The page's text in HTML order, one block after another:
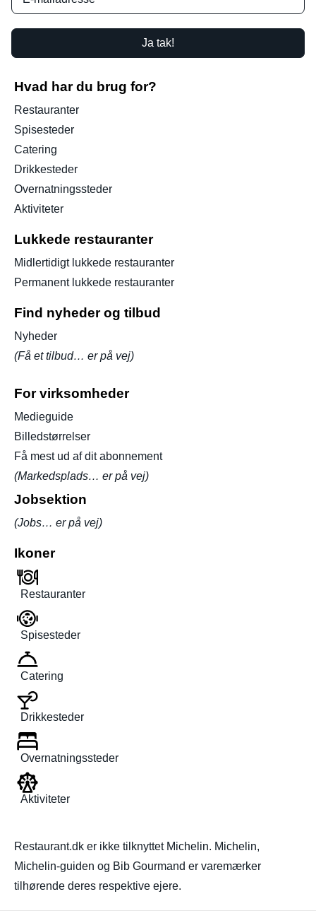
Ja tak!
Hvad har du brug for?
Restauranter
Spisesteder
Catering
Drikkesteder
Overnatningssteder
Aktiviteter
Lukkede restauranter
Midlertidigt lukkede restauranter
Permanent lukkede restauranter
Find nyheder og tilbud
Nyheder
(Få et tilbud… er på vej)
For virksomheder
Medieguide
Billedstørrelser
Få mest ud af dit abonnement
(Markedsplads… er på vej)
Jobsektion
(Jobs… er på vej)
Ikoner
Restauranter
Spisesteder
Catering
Drikkesteder
Overnatningssteder
Aktiviteter
Restaurant.dk er ikke tilknyttet Michelin. Michelin,
Michelin-guiden og Bib Gourmand er varemærker
tilhørende deres respektive ejere.